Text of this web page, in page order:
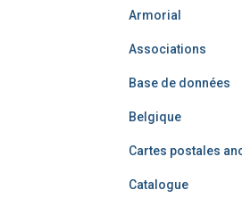
Armorial
Associations
Base de données
Belgique
Cartes postales
Catalogue